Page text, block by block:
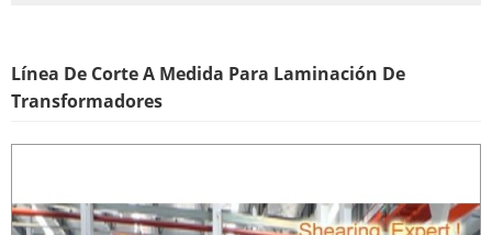
Línea De Corte A Medida Para Laminación De
Transformadores